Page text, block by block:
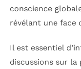
conscience
révélant une face
Il est essentiel
discussions sur